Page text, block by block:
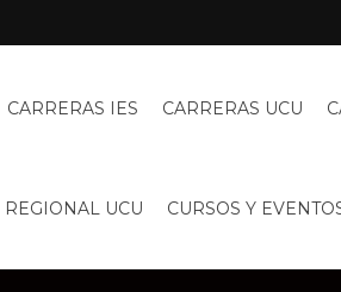
CARRERAS IES CARRERAS UCU
REGIONAL UCU CURSOS Y